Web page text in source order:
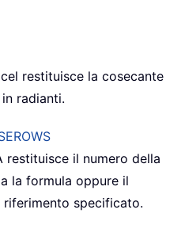
restituisce la cosecante
radianti.
restituisce il numero della
la formula oppure il
specificato.